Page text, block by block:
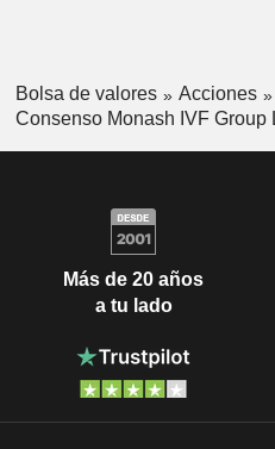
Bolsa de valores Acciones
Consenso Monash IVF Group
Más de 20 años
a tu lado